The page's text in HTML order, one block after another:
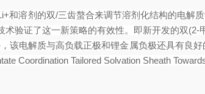
+和溶剂的双/三齿螯合来调节溶剂化结构的电解
术验证了这一新策略的有效性。即新开发的双(2-
该电解质与高负载正极和锂金属负极还具有良
Coordination Tailored Solvation Sheath